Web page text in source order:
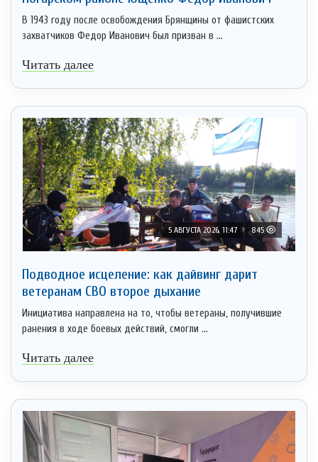
В 1943 году после освобождения Брянщины от фашистских
захватчиков Федор Иванович был призван в ...
Читать далее
5 АВГУСТА 2026, 11:47 845
Подводное исцеление: как дайвинг дарит
ветеранам СВО второе дыхание
Инициатива направлена на то, чтобы ветераны, получившие
ранения в ходе боевых действий, смогли ...
Читать далее